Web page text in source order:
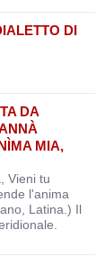
DI
DA
MIA,
Vieni tu
l'anima
Latina.) Il